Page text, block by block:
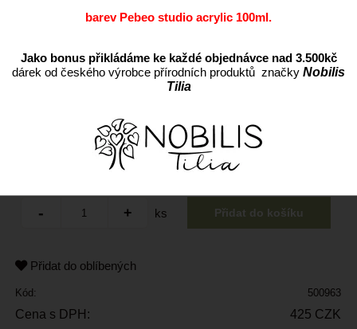
ks
Přidat do oblíbených
Kód: 500963
Cena s DPH: 425 CZK
barev Pebeo studio acrylic 100ml.
Jako bonus přikládáme ke každé objednávce nad 3.500kč
dárek od českého výrobce přírodních produktů značky Nobilis
Tilia